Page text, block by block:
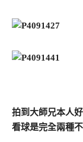
拍到大師兄本人
看球是完全兩種